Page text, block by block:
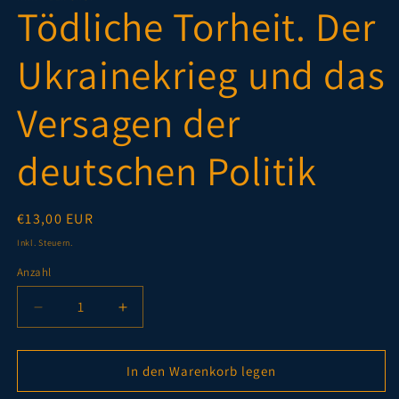
Modal
öffnen
Tödliche Torheit. Der
Ukrainekrieg und das
Versagen der
deutschen Politik
Normaler
Preis
€13,00 EUR
Inkl. Steuern.
Anzahl
Verringere
die
Menge
Tödliche
Erhöhe
die
Menge
für
Tödliche
In den Warenkorb legen